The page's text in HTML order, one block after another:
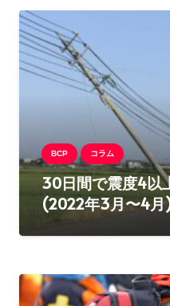
BCP コラム
30日間で震度4以
(2022年3月〜4月